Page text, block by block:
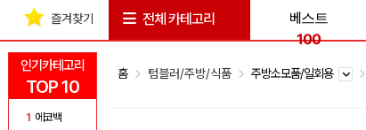
인기카테고리
TOP 10
1 에코백
즐겨찾기 전체 카테고리
베스트
100
홈 텀블러/주방/식품 주방소모품/일회용